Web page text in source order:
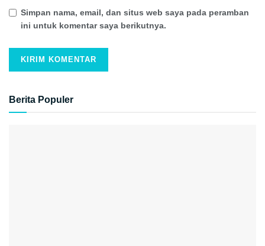
Simpan nama, email, dan situs web saya pada peramban
ini untuk komentar saya berikutnya.
Berita Populer